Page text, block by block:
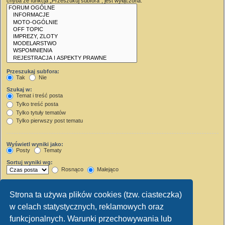
Strona ta używa plików cookies (tzw. ciasteczka)
w celach statystycznych, reklamowych oraz
funkcjonalnych. Warunki przechowywania lub
Przeszukaj subfora:
Tak
Nie
Szukaj w:
Temat i treść posta
Tylko treść posta
Tylko tytuły tematów
Tylko pierwszy post tematu
Wyświetl wyniki jako:
Posty
Tematy
Sortuj wyniki wg:
Rosnąco
Malejąco
Wyświetl pierwsze:
Ustaw 0, aby wyświetlić cały post.
znaków w poście